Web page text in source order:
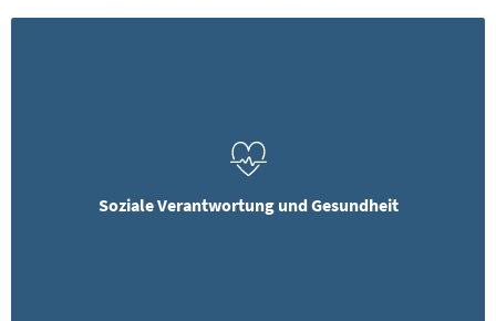
Soziale Verantwortung und Gesundheit